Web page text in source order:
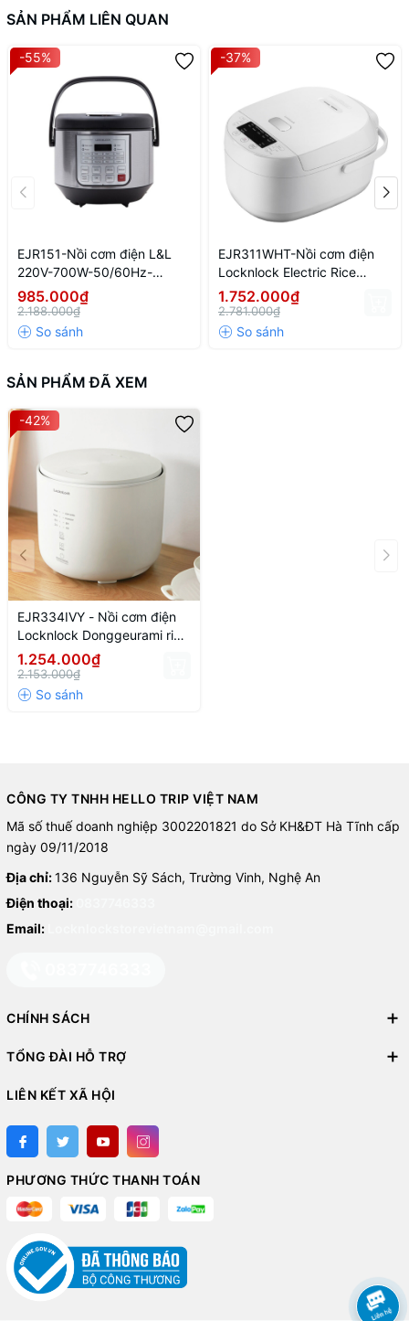
SẢN PHẨM LIÊN QUAN
-55%
EJR151-Nồi cơm điện L&L
220V-700W-50/60Hz-
1.8L(5L)-Màu đen
985.000₫
2.188.000₫
-37%
EJR311WHT-Nồi cơm điện
Locknlock Electric Rice
Cooker 220-240V, 50/60Hz,
590W, 1.0L- Màu trắng
1.752.000₫
2.781.000₫
SẢN PHẨM ĐÃ XEM
-42%
EJR334IVY - Nồi cơm điện
Locknlock Donggeurami rice
cooker 220V, 50Hz, 400W,
1.0L- Màu ngà
1.254.000₫
2.153.000₫
CÔNG TY TNHH HELLO TRIP VIỆT NAM
Mã số thuế doanh nghiệp 3002201821 do Sở KH&ĐT Hà Tĩnh cấp
ngày 09/11/2018
Địa chỉ:136 Nguyễn Sỹ Sách, Trường Vinh, Nghệ An
Điện thoại:
Email:
CHÍNH SÁCH
TỔNG ĐÀI HỖ TRỢ
LIÊN KẾT XÃ HỘI
PHƯƠNG THỨC THANH TOÁN